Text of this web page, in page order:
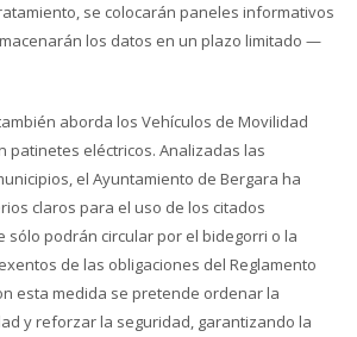
se colocarán paneles informativos
los datos en un plazo limitado —
aborda los Vehículos de Movilidad
patinetes eléctricos. Analizadas las
el Ayuntamiento de Bergara ha
claros para el uso de los citados
sólo podrán circular por el bidegorri o la
de las obligaciones del Reglamento
esta medida se pretende ordenar la
y reforzar la seguridad, garantizando la